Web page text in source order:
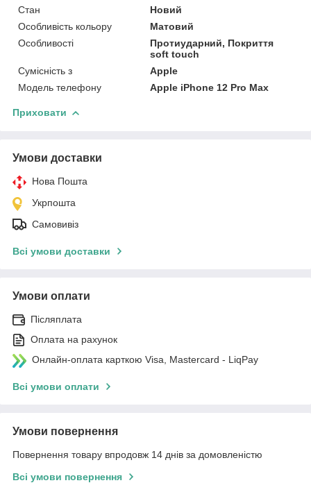
Стан
Новий
Особливість кольору
Матовий
Особливості
Протиударний, Покриття
soft touch
Сумісність з
Apple
Модель телефону
Apple iPhone 12 Pro Max
Приховати
Умови доставки
Нова Пошта
Укрпошта
Самовивіз
Всі умови доставки
Умови оплати
Післяплата
Оплата на рахунок
Онлайн-оплата карткою Visa, Mastercard - LiqPay
Всі умови оплати
Умови повернення
Повернення товару впродовж 14 днів за домовленістю
Всі умови повернення